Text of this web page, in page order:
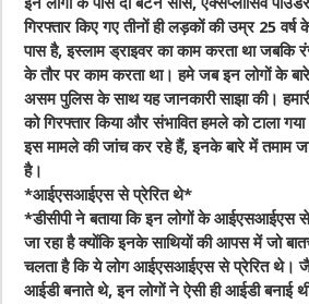
गिरफ्तार किए गए तीनों ही लड़कों की उम्र 25
पास है, इस्लाम ड्राइवर का काम करता था
के तौर पर काम करता था। हमे जब इन लोगों के
असम पुलिस के साथ यह जानकारी साझा की।
को गिरफ्तार किया और संभावित हमले को टाला
इस मामले की जांच कर रहे हैं, इनके बारे में तमाम
है।
*आईएसआईएस से प्रेरित थे*
*डीसीपी ने बताया कि इन लोगों के आईएसआईएस से
जा रहा है क्योंकि इनके साथियों की आपस में जो
चलता है कि ये लोग आईएसआईएस से प्रेरित
आईडी बनाते थे, इन लोगों ने ऐसी ही आईडी बनाई